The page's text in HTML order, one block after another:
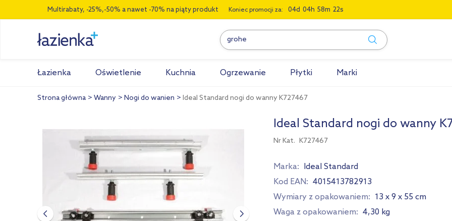
Multirabaty, -25%,-50% a nawet -70% na piąty produkt Koniec promocji za: 04 04 58 21
Łazienka Oświetlenie Kuchnia Ogrzewanie Płytki Marki
Strona główna Wanny Nogi do wanien Ideal Standard nogi do wanny K727467
Ideal Standard nogi do wanny
Nr Kat. K727467
Marka: Ideal Standard
Kod EAN: 4015413782913
Wymiary z opakowaniem: 13 x 9 x 55 cm
Waga z opakowaniem: 4,30 kg